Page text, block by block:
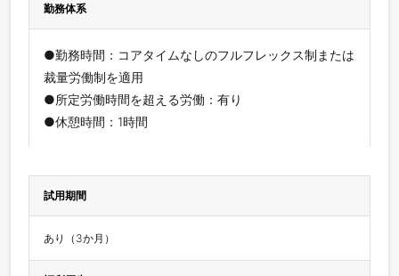
勤務体系
●勤務時間：コアタイムなしのフルフレックス制または
裁量労働制を適用
●所定労働時間を超える労働：有り
●休憩時間：1時間
試用期間
あり（3か月）